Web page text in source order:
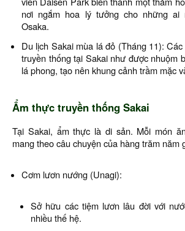
nơi ngắm hoa lý tưởng cho những ai
Osaka.
Du lịch Sakai mùa lá đỏ (Tháng 11):
truyền thống tại Sakai như được nhuộm
lá phong, tạo nên khung cảnh trầm mặc
Ẩm thực truyền thống Sakai
Tại Sakai, ẩm thực là di sản. Mỗi món
mang theo câu chuyện của hàng trăm năm
Cơm lươn nướng (Unagi):
Sở hữu các tiệm lươn lâu đời với
nhiều thế hệ.